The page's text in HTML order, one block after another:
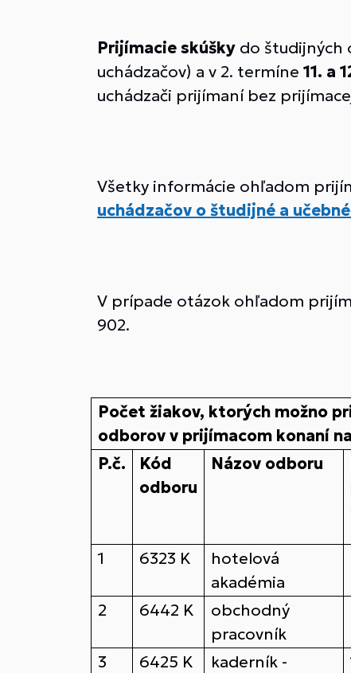
Prijímacie skúšky do študijných
uchádzačov) a v 2. termíne 11. a
uchádzači prijímaní bez
Všetky informácie ohľadom
uchádzačov o študijné a
V prípade otázok ohľadom
902.
Počet žiakov, ktorých možno
odborov v prijímacom konaní
P.č.
Kód
odboru
Názov odboru
1 6323 K
hotelová
akadémia
2 6442 K
obchodný
pracovník
3 6425 K
kaderník -